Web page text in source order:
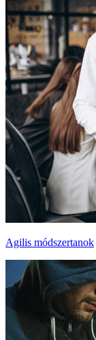
Agilis módszertanok